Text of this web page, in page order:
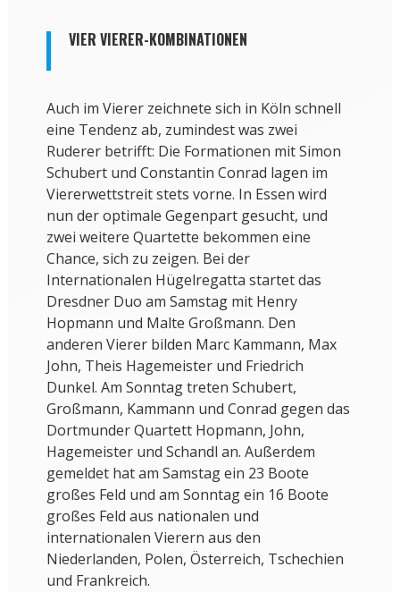
VIER VIERER-KOMBINATIONEN
Auch im Vierer zeichnete sich in Köln schnell
eine Tendenz ab, zumindest was zwei
Ruderer betrifft: Die Formationen mit Simon
Schubert und Constantin Conrad lagen im
Viererwettstreit stets vorne. In Essen wird
nun der optimale Gegenpart gesucht, und
zwei weitere Quartette bekommen eine
Chance, sich zu zeigen. Bei der
Internationalen Hügelregatta startet das
Dresdner Duo am Samstag mit Henry
Hopmann und Malte Großmann. Den
anderen Vierer bilden Marc Kammann, Max
John, Theis Hagemeister und Friedrich
Dunkel. Am Sonntag treten Schubert,
Großmann, Kammann und Conrad gegen das
Dortmunder Quartett Hopmann, John,
Hagemeister und Schandl an. Außerdem
gemeldet hat am Samstag ein 23 Boote
großes Feld und am Sonntag ein 16 Boote
großes Feld aus nationalen und
internationalen Vierern aus den
Niederlanden, Polen, Österreich, Tschechien
und Frankreich.